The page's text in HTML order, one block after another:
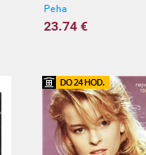
Peha
23.74 €